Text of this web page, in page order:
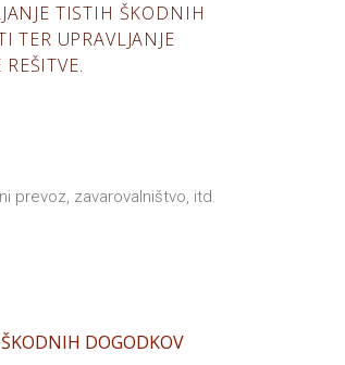
TISTIH ŠKODNIH
TER UPRAVLJANJE
prevoz, zavarovalništvo, itd.
ŠKODNIH DOGODKOV